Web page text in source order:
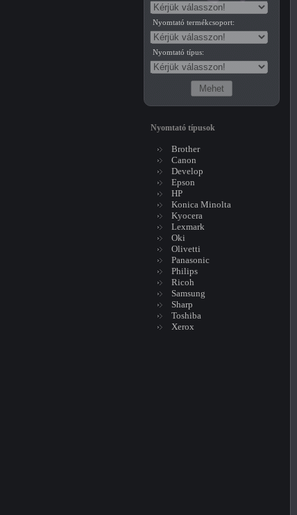
Nyomtató termékcsoport:
Nyomtató típus:
Nyomtató típusok
Brother
Canon
Develop
Epson
HP
Konica Minolta
Kyocera
Lexmark
Oki
Olivetti
Panasonic
Philips
Ricoh
Samsung
Sharp
Toshiba
Xerox